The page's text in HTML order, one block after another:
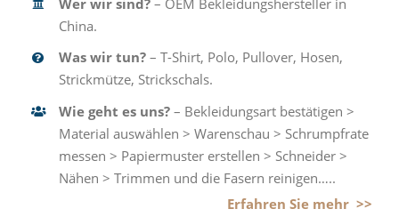
China.
Was wir tun? – T-Shirt, Polo, Pullover, Hosen,
Strickmütze, Strickschals.
Wie geht es uns? – Bekleidungsart bestätigen >
Material auswählen > Warenschau > Schrumpfrate
messen > Papiermuster erstellen > Schneider >
Nähen > Trimmen und die Fasern reinigen…..
Erfahren Sie mehr >>